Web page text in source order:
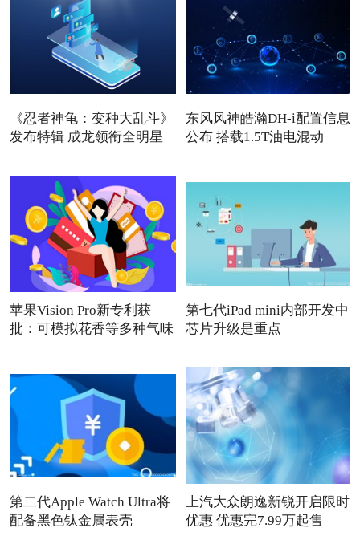
《忍者神龟：变种大乱斗》
发布特辑 成龙领衔全明星
东风风神皓瀚DH-i配置信息
公布 搭载1.5T油电混动
苹果Vision Pro新专利获
批：可模拟花香等多种气味
第七代iPad mini内部开发中
芯片升级是重点
第二代Apple Watch Ultra将
配备黑色钛金属表壳
上汽大众朗逸新锐开启限时
优惠 优惠完7.99万起售